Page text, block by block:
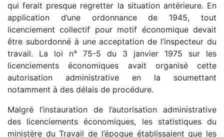
qui ferait presque regretter la situation antérieure. En
application d’une ordonnance de 1945, tout
licenciement collectif pour motif économique devait
être subordonné à une acceptation de l’inspecteur du
travail. La loi n° 75-5 du 3 janvier 1975 sur les
licenciements économiques avait organisé cette
autorisation administrative en la soumettant
notamment à des délais de procédure.
Malgré l’instauration de l’autorisation administrative
des licenciements économiques, les statistiques du
ministère du Travail de l’époque établissaient que les